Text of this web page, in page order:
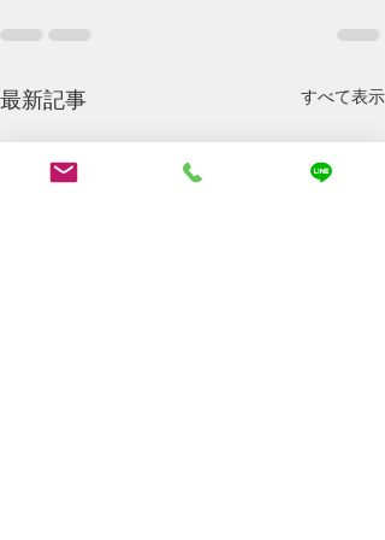
最新記事 すべて表示